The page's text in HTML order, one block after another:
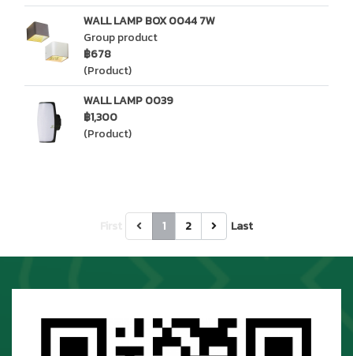
WALL LAMP BOX 0044 7W
Group product
฿678
(Product)
WALL LAMP 0039
฿1,300
(Product)
1 2 Last